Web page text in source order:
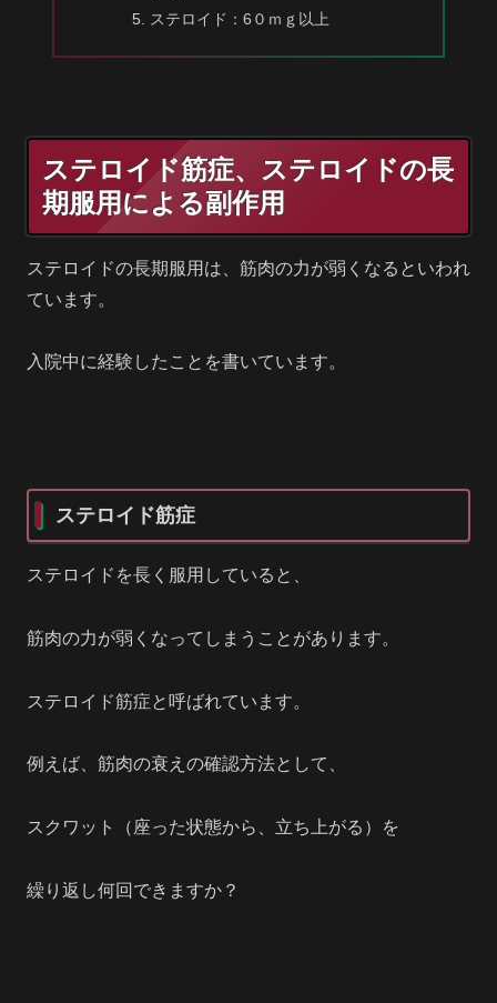
ステロイド：6０ｍｇ以上
ステロイド筋症、ステロイドの長
期服用による副作用
ステロイドの長期服用は、筋肉の力が弱くなるといわれ
ています。
入院中に経験したことを書いています。
ステロイド筋症
ステロイドを長く服用していると、
筋肉の力が弱くなってしまうことがあります。
ステロイド筋症と呼ばれています。
例えば、筋肉の衰えの確認方法として、
スクワット（座った状態から、立ち上がる）を
繰り返し何回できますか？